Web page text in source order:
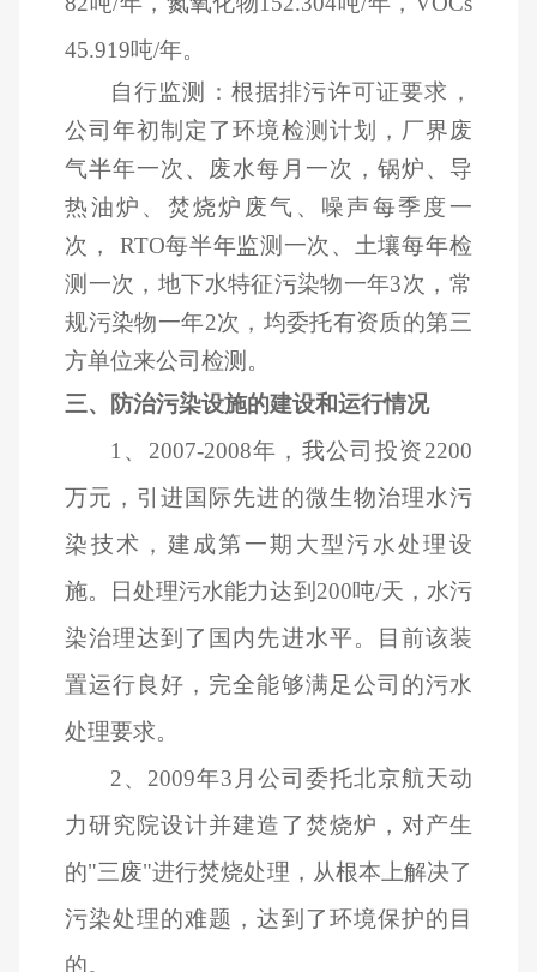
45.919吨/年。
自行监测：根据排污许可证要求，
公司年初制定了环境检测计划，厂界废
气半年一次、废水每月一次，锅炉、导
热油炉、焚烧炉废气、噪声每季度一
次， RTO每半年监测一次、土壤每年检
测一次，地下水特征污染物一年3次，常
规污染物一年2次，均委托有资质的第三
方单位来公司检测。
三、防治污染设施的建设和运行情况
1 、2007-2008年，我公司投资2200
万元，引进国际先进的微生物治理水污
染技术，建成第一期大型污水处理设
施。日处理污水能力达到200吨/天，水污
染治理达到了国内先进水平。目前该装
置运行良好，完全能够满足公司的污水
处理要求。
2、2009年3月公司委托北京航天动
力研究院设计并建造了焚烧炉，对产生
的"三废"进行焚烧处理，从根本上解决了
污染处理的难题，达到了环境保护的目
的。